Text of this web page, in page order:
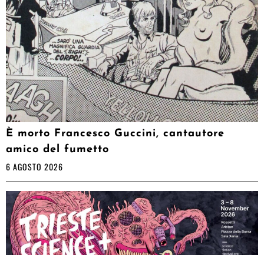
È morto Francesco Guccini, cantautore
amico del fumetto
6 AGOSTO 2026